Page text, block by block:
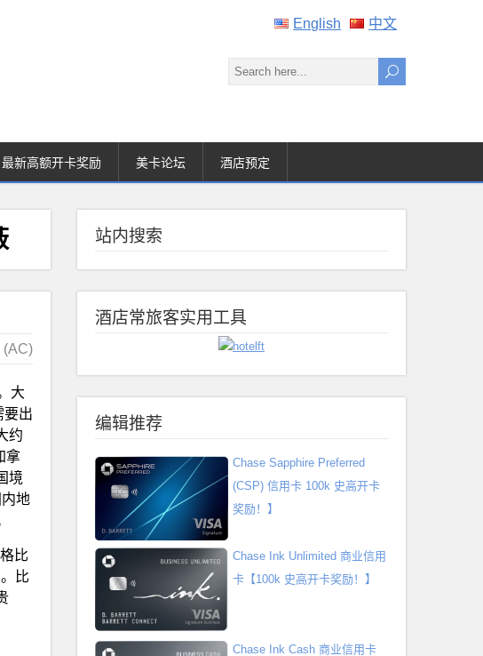
English 中文
最新高额开卡奖励 美卡论坛 酒店预定
(AC)
大
要出
约
拿
境
地
比
比
站内搜索
酒店常旅客实用工具
编辑推荐
Chase Sapphire Preferred
(CSP) 信用卡 100k 史高开卡
奖励！】
Chase Ink Unlimited 商业信用
卡【100k 史高开卡奖励！】
Chase Ink Cash 商业信用卡